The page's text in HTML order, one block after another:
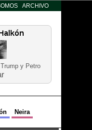
ARCHIVO
y Petro
Neira